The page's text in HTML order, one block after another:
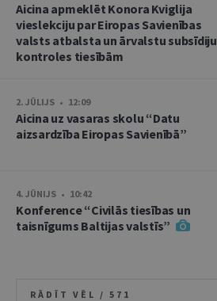
Aicina apmeklēt Konora Kviglija
vieslekciju par Eiropas Savienības
valsts atbalsta un ārvalstu subsīdiju
kontroles tiesībām
2. JŪLIJS • 12:09
Aicina uz vasaras skolu “Datu
aizsardzība Eiropas Savienībā”
4. JŪNIJS • 10:42
Konference “Civilās tiesības un
taisnīgums Baltijas valstīs”
RĀDĪT VĒL / 571